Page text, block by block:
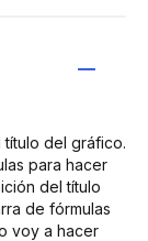
título del gráfico.
para hacer
del título
de fórmulas
voy a hacer